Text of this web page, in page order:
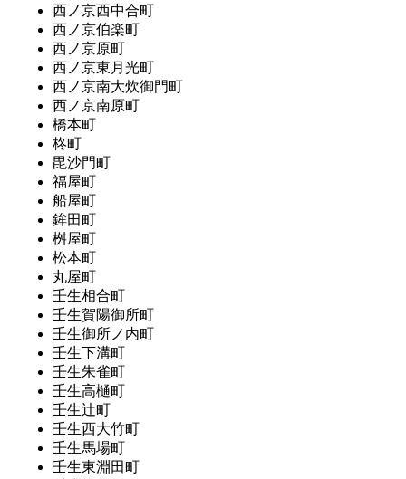
西ノ京西中合町
西ノ京伯楽町
西ノ京原町
西ノ京東月光町
西ノ京南大炊御門町
西ノ京南原町
橋本町
柊町
毘沙門町
福屋町
船屋町
鉾田町
桝屋町
松本町
丸屋町
壬生相合町
壬生賀陽御所町
壬生御所ノ内町
壬生下溝町
壬生朱雀町
壬生高樋町
壬生辻町
壬生西大竹町
壬生馬場町
壬生東淵田町